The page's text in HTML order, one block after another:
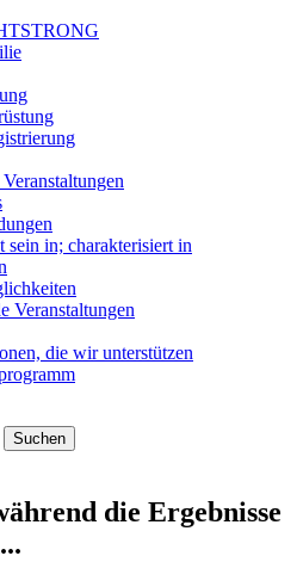
sein in; charakterisiert in
Veranstaltungen
die wir unterstützen
die Ergebnisse